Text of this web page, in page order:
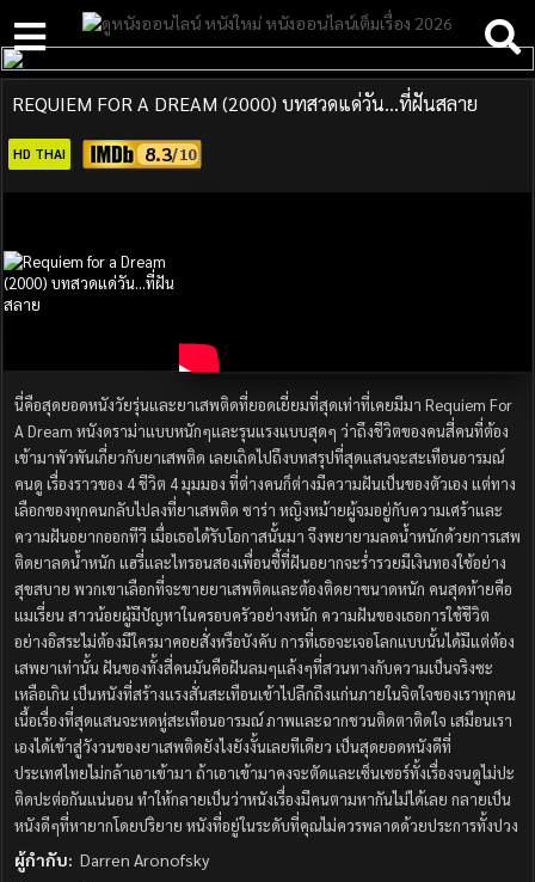
REQUIEM FOR A DREAM (2000) บทสวดแด่วัน…ที่ฝันสลาย
HD THAI 8.3
นี่คือสุดยอดหนังวัยรุ่นและยาเสพติดที่ยอดเยี่ยมที่สุดเท่าที่เคยมีมา Requiem For
A Dream หนังดราม่าแบบหนักๆและรุนแรงแบบสุดๆ ว่าถึงชีวิตของคนสี่คนที่ต้อง
เข้ามาพัวพันเกี่ยวกับยาเสพติด เลยเถิดไปถึงบทสรุปที่สุดแสนจะสะเทือนอารมณ์
คนดู เรื่องราวของ 4 ชีวิต 4 มุมมอง ที่ต่างคนก็ต่างมีความฝันเป็นของตัวเอง แต่ทาง
เลือกของทุกคนกลับไปลงที่ยาเสพติด ซาร่า หญิงหม้ายผู้จมอยู่กับความเศร้าและ
ความฝันอยากออกทีวี เมื่อเธอได้รับโอกาสนั้นมา จึงพยายามลดน้ำหนักด้วยการเสพ
ติดยาลดน้ำหนัก แฮรี่และไทรอนสองเพื่อนซี้ที่ฝันอยากจะร่ำรวยมีเงินทองใช้อย่าง
สุขสบาย พวกเขาเลือกที่จะขายยาเสพติดและต้องติดยาขนาดหนัก คนสุดท้ายคือ
แมเรี่ยน สาวน้อยผู้มีปัญหาในครอบครัวอย่างหนัก ความฝันของเธอการใช้ชีวิต
อย่างอิสระไม่ต้องมีใครมาคอยสั่งหรือบังคับ การที่เธอจะเจอโลกแบบนั้นได้มีแต่ต้อง
เสพยาเท่านั้น ฝันของทั้งสี่คนมันคือฝันลมๆแล้งๆที่สวนทางกับความเป็นจริงซะ
เหลือเกิน เป็นหนังที่สร้างแรงสั่นสะเทือนเข้าไปลึกถึงแก่นภายในจิตใจของเราทุกคน
เนื้อเรื่องที่สุดแสนจะหดหู่สะเทือนอารมณ์ ภาพและฉากชวนติดตาติดใจ เสมือนเรา
เองได้เข้าสู่วังวนของยาเสพติดยังไงยังงั้นเลยทีเดียว เป็นสุดยอดหนังดีที่
ประเทศไทยไม่กล้าเอาเข้ามา ถ้าเอาเข้ามาคงจะตัดและเซ็นเซอร์ทั้งเรื่องจนดูไม่ปะ
ติดปะต่อกันแน่นอน ทำให้กลายเป็นว่าหนังเรื่องมีคนตามหากันไม่ได้เลย กลายเป็น
หนังดีๆที่หายากโดยปริยาย หนังที่อยู่ในระดับที่คุณไม่ควรพลาดด้วยประการทั้งปวง
ผู้กำกับ: Darren Aronofsky